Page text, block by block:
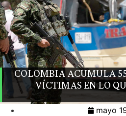
COLOMBIA ACUMULA
VÍCTIMAS EN LO
mayo